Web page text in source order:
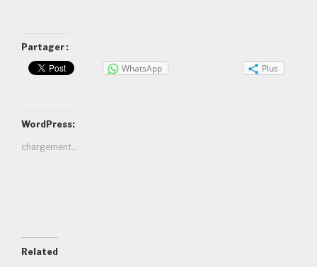
Partager :
WhatsApp Plus
WordPress:
chargement…
Related